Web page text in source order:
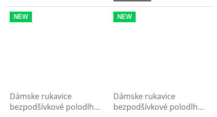
NEW
Dámske rukavice
bezpodšívkové polodlhé
NEW
Dámske rukavice
bezpodšívkové polodlhé